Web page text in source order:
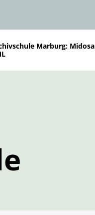
Marburg: Midosa